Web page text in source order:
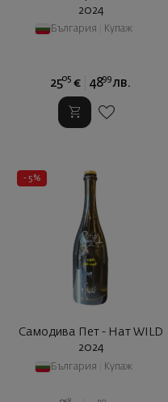
2024
България Купаж
2505 € 4899 лв.
- 5%
Самодива Пет - Нат WILD
2024
България Купаж